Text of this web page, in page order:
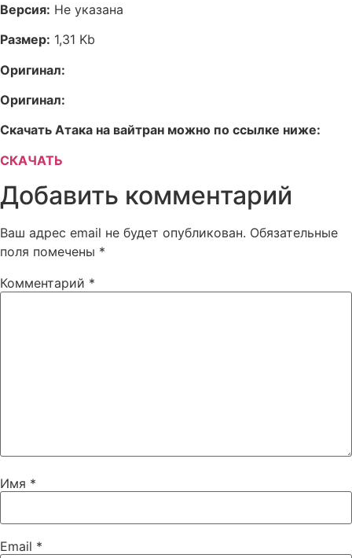
Версия: Не указана
Размер: 1,31 Kb
Оригинал:
Оригинал:
Скачать Атака на вайтран можно по ссылке ниже:
СКАЧАТЬ
Добавить комментарий
Ваш адрес email не будет опубликован. Обязательные
поля помечены *
Комментарий *
Имя *
Email *